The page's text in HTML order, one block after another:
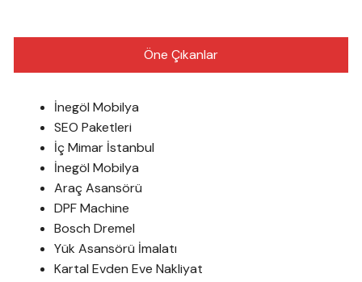
Öne Çıkanlar
İnegöl Mobilya
SEO Paketleri
İç Mimar İstanbul
İnegöl Mobilya
Araç Asansörü
DPF Machine
Bosch Dremel
Yük Asansörü İmalatı
Kartal Evden Eve Nakliyat